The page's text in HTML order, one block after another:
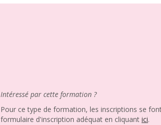
Intéressé par cette formation ?
Pour ce type de formation, les inscriptions se
formulaire d'inscription adéquat en cliquant ici.